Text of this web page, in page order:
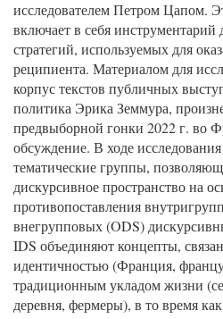
исследователем Петром Цапом.
включает в себя
стратегий, используемых для
реципиента. Материалом для
корпус текстов публичных
политика Эрика Земмура,
предвыборной гонки 2022 г. во
обсуждение. В ходе
тематические группы,
дискурсивное пространство на
противопоставления
внегрупповых (ODS)
IDS объединяют концепты,
идентичностью (Франция,
традиционным укладом жизни
деревня, фермеры), в то время